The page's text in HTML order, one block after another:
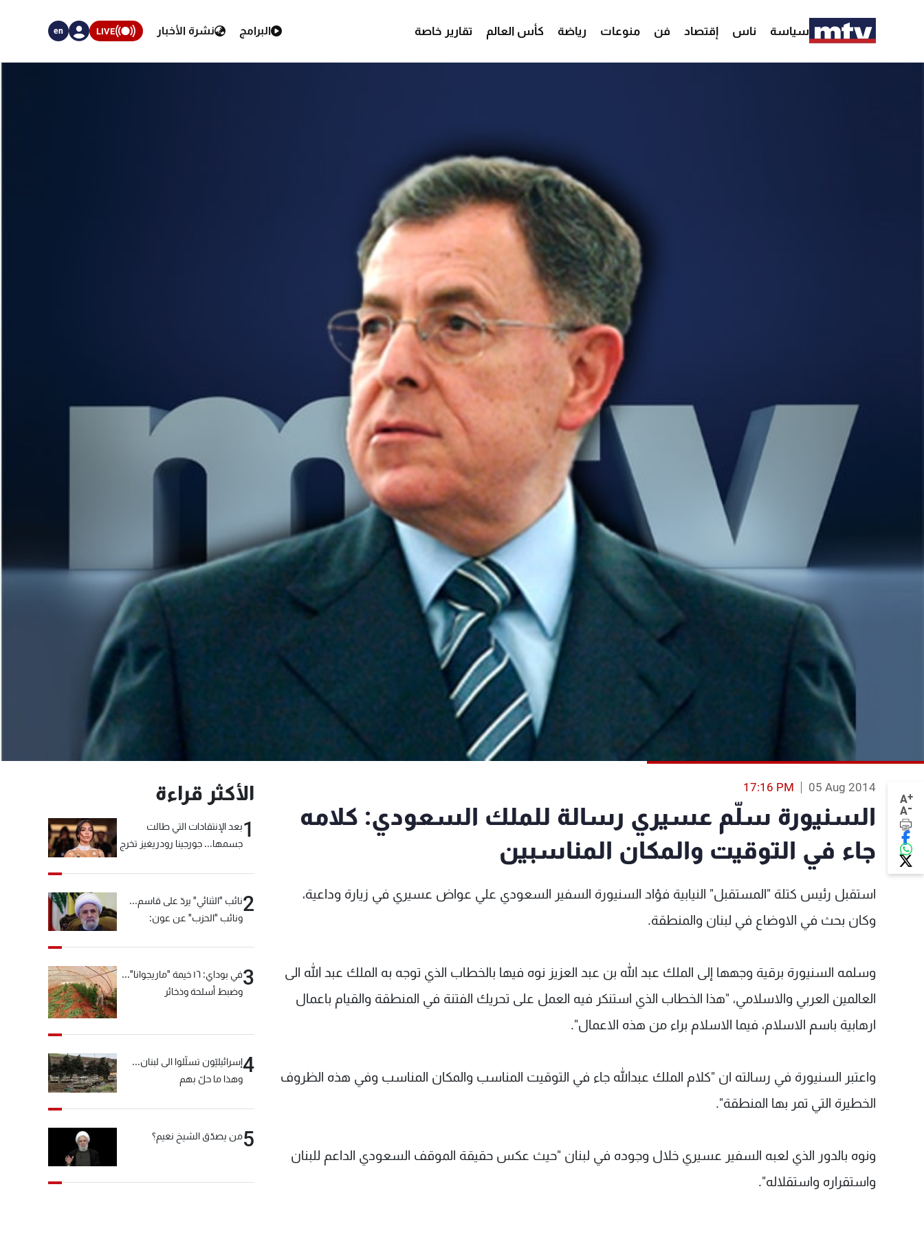
سياسة ناس إقتصاد فن منوعات رياضة كأس العالم تقارير خاصة البرامج نشرة الأخبار LIVE
en
A+
A-
05 Aug 2014
17:16 PM
السنيورة سلّم عسيري رسالة للملك السعودي: كلامه
جاء في التوقيت والمكان المناسبين
استقبل رئيس كتلة "المستقبل" النيابية فؤاد السنيورة السفير السعودي علي عواض عسيري في زيارة وداعية،
وكان بحث في الاوضاع في لبنان والمنطقة.
وسلمه السنيورة برقية وجهها إلى الملك عبد الله بن عبد العزيز نوه فيها بالخطاب الذي توجه به الملك عبد الله الى
العالمين العربي والاسلامي، "هذا الخطاب الذي استنكر فيه العمل على تحريك الفتنة في المنطقة والقيام باعمال
ارهابية باسم الاسلام، فيما الاسلام براء من هذه الاعمال".
واعتبر السنيورة في رسالته ان "كلام الملك عبدالله جاء في التوقيت المناسب والمكان المناسب وفي هذه الظروف
الخطيرة التي تمر بها المنطقة".
ونوه بالدور الذي لعبه السفير عسيري خلال وجوده في لبنان "حيث عكس حقيقة الموقف السعودي الداعم للبنان
واستقراره واستقلاله".
الأكثر قراءة
1بعد الإنتقادات التي طالت
جسمها... جورجينا رودريغيز تخرج
2نائب "الثنائي" يردّ على قاسم...
ونائب "الحزب" عن عون:
3
في بوداي: ١٦ خيمة "ماريجوانا"...
وضبط أسلحة وذخائر
4إسرائيليّون تسلّلوا الى لبنان...
وهذا ما حلّ بهم
5من يصدّق الشيخ نعيم؟